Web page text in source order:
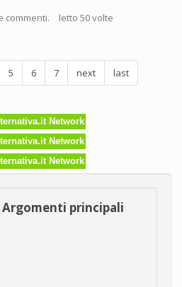
commenti. letto 50 volte
5 6 7 next last
Network
Network
Network
principali